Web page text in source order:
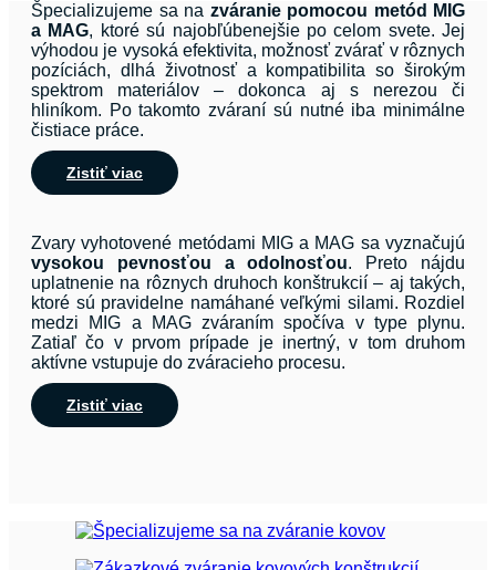
Špecializujeme sa na zváranie pomocou metód MIG
a MAG, ktoré sú najobľúbenejšie po celom svete. Jej
výhodou je vysoká efektivita, možnosť zvárať v rôznych
pozíciách, dlhá životnosť a kompatibilita so širokým
spektrom materiálov – dokonca aj s nerezou či
hliníkom. Po takomto zváraní sú nutné iba minimálne
čistiace práce.
Zistiť viac
Zvary vyhotovené metódami MIG a MAG sa vyznačujú
vysokou pevnosťou a odolnosťou. Preto nájdu
uplatnenie na rôznych druhoch konštrukcií – aj takých,
ktoré sú pravidelne namáhané veľkými silami. Rozdiel
medzi MIG a MAG zváraním spočíva v type plynu.
Zatiaľ čo v prvom prípade je inertný, v tom druhom
aktívne vstupuje do zváracieho procesu.
Zistiť viac